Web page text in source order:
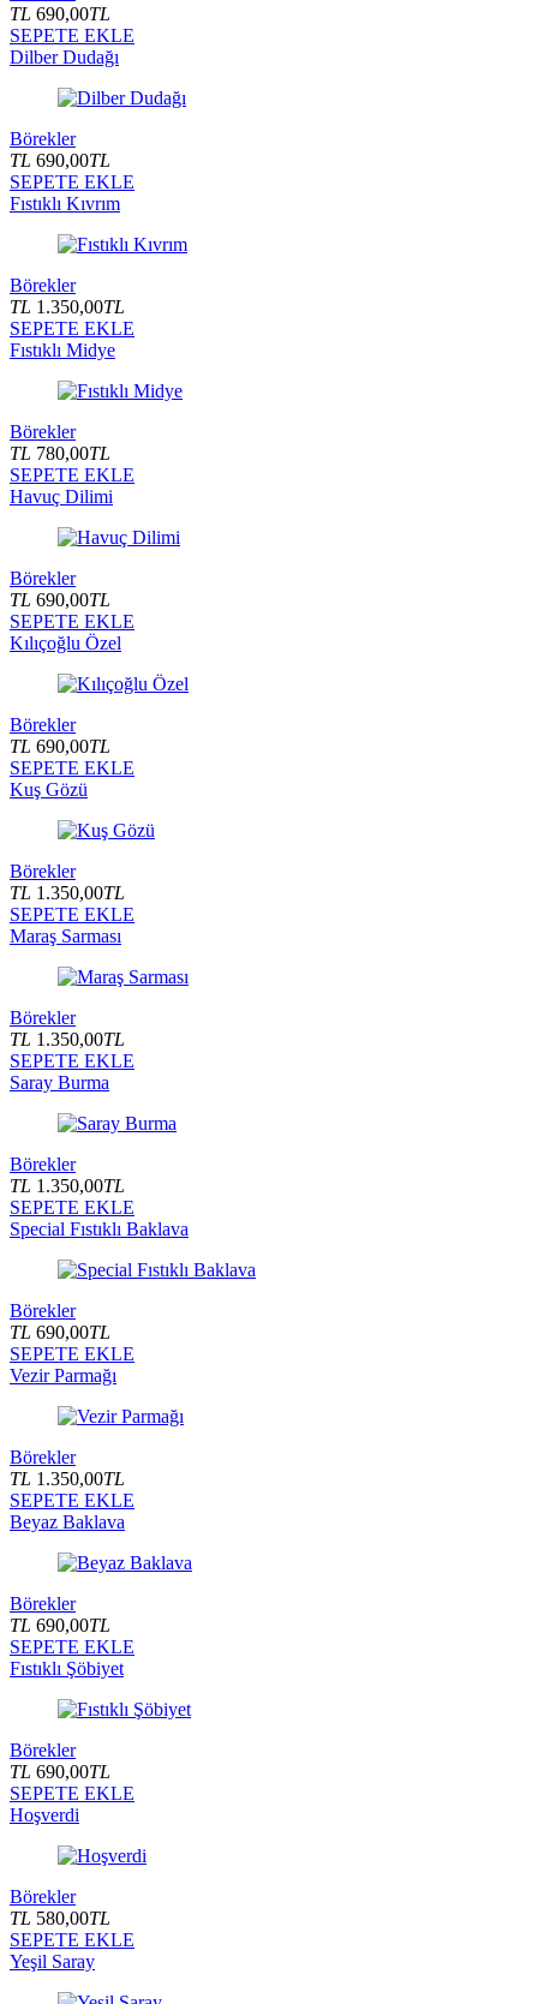
TL 690,00TL
SEPETE EKLE
Dilber Dudağı
Börekler
TL 690,00TL
SEPETE EKLE
Fıstıklı Kıvrım
Börekler
TL 1.350,00TL
SEPETE EKLE
Fıstıklı Midye
Börekler
TL 780,00TL
SEPETE EKLE
Havuç Dilimi
Börekler
TL 690,00TL
SEPETE EKLE
Kılıçoğlu Özel
Börekler
TL 690,00TL
SEPETE EKLE
Kuş Gözü
Börekler
TL 1.350,00TL
SEPETE EKLE
Maraş Sarması
Börekler
TL 1.350,00TL
SEPETE EKLE
Saray Burma
Börekler
TL 1.350,00TL
SEPETE EKLE
Special Fıstıklı Baklava
Börekler
TL 690,00TL
SEPETE EKLE
Vezir Parmağı
Börekler
TL 1.350,00TL
SEPETE EKLE
Beyaz Baklava
Börekler
TL 690,00TL
SEPETE EKLE
Fıstıklı Şöbiyet
Börekler
TL 690,00TL
SEPETE EKLE
Hoşverdi
Börekler
TL 580,00TL
SEPETE EKLE
Yeşil Saray